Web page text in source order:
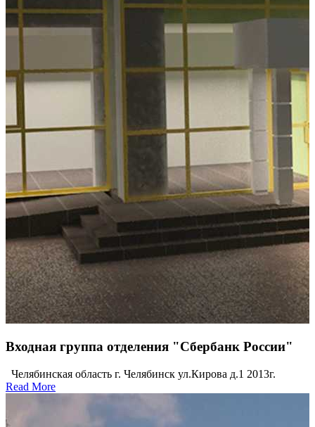
Входная группа отделения "Сбербанк России"
Челябинская область г. Челябинск ул.Кирова д.1 2013г.
Read More